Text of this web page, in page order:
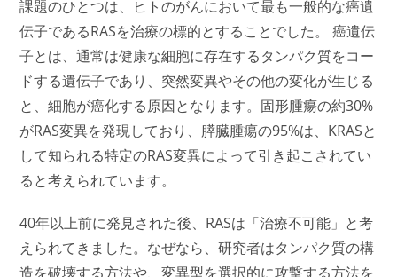
課題のひとつは、ヒトのがんにおいて最も一般的な癌遺
伝子であるRASを治療の標的とすることでした。 癌遺伝
子とは、通常は健康な細胞に存在するタンパク質をコー
ドする遺伝子であり、突然変異やその他の変化が生じる
と、細胞が癌化する原因となります。固形腫瘍の約30%
がRAS変異を発現しており、膵臓腫瘍の95%は、KRASと
して知られる特定のRAS変異によって引き起こされてい
ると考えられています。
40年以上前に発見された後、RASは「治療不可能」と考
えられてきました。なぜなら、研究者はタンパク質の構
造を破壊する方法や、変異型を選択的に攻撃する方法を